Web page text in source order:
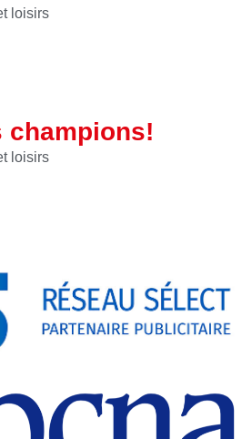
loisirs
champions!
loisirs